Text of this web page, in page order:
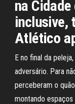
na
inclusive,
Atlético
E no final da
adversário. Para
perceberam o
montando